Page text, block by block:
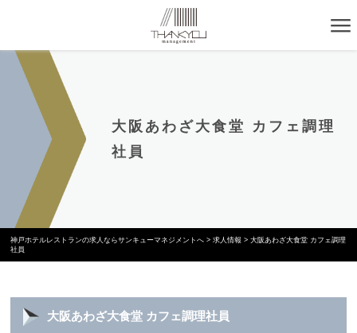
大阪あわざ大食堂 カフェ調理
社員
神戸ホテルレストランの求人ならサンキューマネジメントへ >求人情報 >大阪あわざ大食堂 カフェ調理
社員
大阪あわざ大食堂 カフェ調理社員